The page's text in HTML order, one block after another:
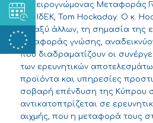
Εμπειρογνώμονας Μεταφοράς
του ΙδΕΚ, Tom Hockaday. Ο κ.
μεταξύ άλλων, τη σημασία της
μεταφοράς γνώσης,
που διαδραματίζουν οι
των ερευνητικών
προϊόντα και υπηρεσίες
σοβαρή επένδυση της Κύπρου
αντικατοπτρίζεται σε
αιχμής, που η μεταφορά τους